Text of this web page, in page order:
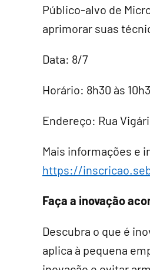
Público-alvo de
aprimorar suas
Data: 8/7
Horário: 8h30 às
Endereço: Rua
Mais informações e
https://
Faça a inovação
Descubra o que é
aplica à pequena